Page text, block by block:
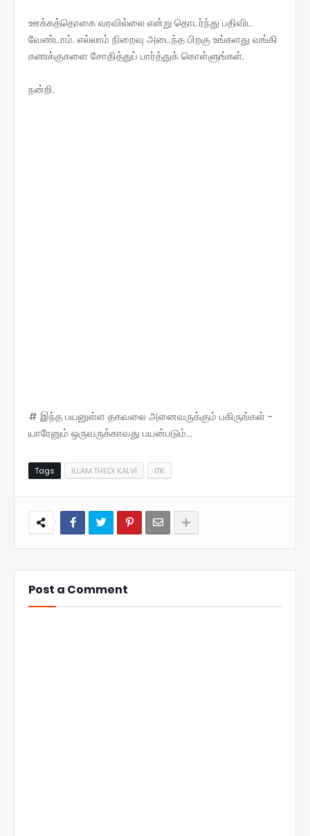
ஊக்கத்தொகை வரவில்லை என்று தொடர்ந்து பதிவிட
வேண்டாம். எல்லாம் நிறைவு அடைந்த பிறகு உங்களது வங்கி
கணக்குகளை சோதித்துப் பார்த்துக் கொள்ளுங்கள்.
நன்றி‌.
# இந்த பயனுள்ள தகவலை அனைவருக்கும் பகிருங்கள் -
யாரேனும் ஒருவருக்காவது பயன்படும்...
Tags ILLAM THEDI KALVI ITK
Post a Comment